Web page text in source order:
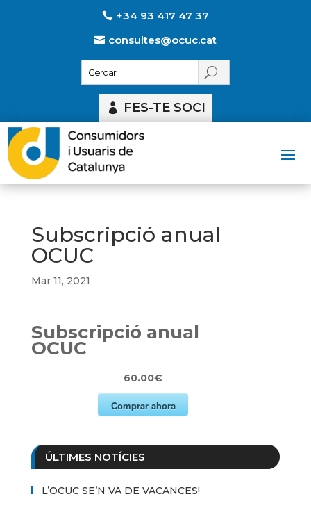
+34 93 417 47 37
consultes@ocuc.cat
FES-TE SOCI
Subscripció anual
OCUC
Mar 11, 2021
Subscripció anual
OCUC
60.00€
Comprar ahora
ÚLTIMES NOTÍCIES
L’OCUC SE’N VA DE VACANCES!